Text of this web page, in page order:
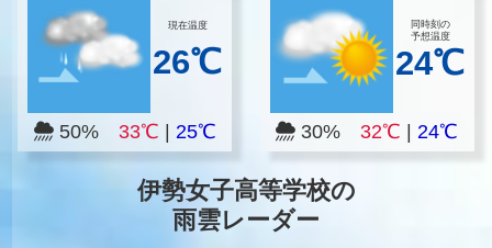
現在温度
26℃
50% 33℃ 25℃
同時刻の
予想温度
24℃
30% 32℃ |24℃
伊勢女子高等学校の
雨雲レーダー